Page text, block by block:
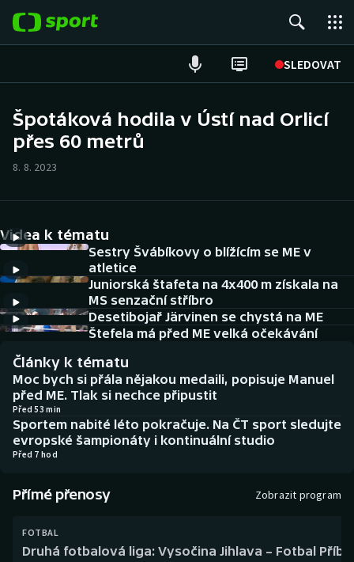
SLEDOVAT
Hokej
Cyklistika
DALŠÍ SPORTY
Americký fotbal
Baseball a softbal
Basketbal
Biatlon
Curling
NEPŘEHLÉDNĚTE
Soutěže
Historické návraty
Aplikace ČT sport
Špotáková hodila v Ústí nad Orlicí
přes 60 metrů
8. 8. 2023
Videa k tématu
Sestry Švábíkovy o blížícím se ME v
atletice
Juniorská štafeta na 4x400 m získala na
MS senzační stříbro
Desetibojař Järvinen se chystá na ME
Štefela má před ME velká očekávání
Články k tématu
Moc bych si přála nějakou medaili, popisuje Manuel
před ME. Tlak si nechce připustit
Před 53 min
Sportem nabité léto pokračuje. Na ČT sport sledujte
evropské šampionáty i kontinuální studio
Před 7 hod
Přímé přenosy Zobrazit program
FOTBAL
Druhá fotbalová liga: Vysočina Jihlava – Fotbal